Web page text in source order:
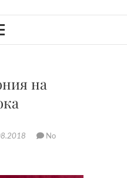
на
No